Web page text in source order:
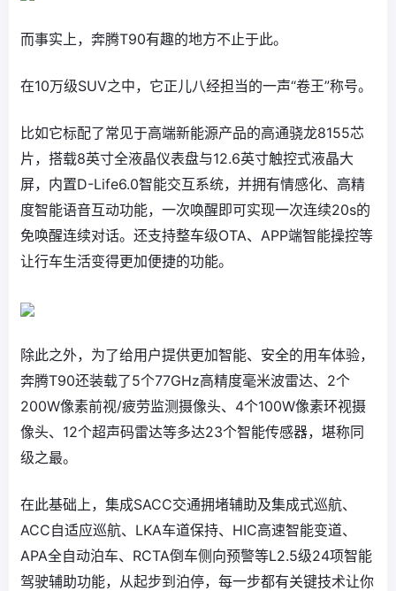
而事实上，奔腾T90有趣的地方不止于此。
在10万级SUV之中，它正儿八经担当的一声“卷王”称号。
比如它标配了常见于高端新能源产品的高通骁龙8155芯
片，搭载8英寸全液晶仪表盘与12.6英寸触控式液晶大
屏，内置D-Life6.0智能交互系统，并拥有情感化、高精
度智能语音互动功能，一次唤醒即可实现一次连续20s的
免唤醒连续对话。还支持整车级OTA、APP端智能操控等
让行车生活变得更加便捷的功能。
除此之外，为了给用户提供更加智能、安全的用车体验，
奔腾T90还装载了5个77GHz高精度毫米波雷达、2个
200W像素前视/疲劳监测摄像头、4个100W像素环视摄
像头、12个超声码雷达等多达23个智能传感器，堪称同
级之最。
在此基础上，集成SACC交通拥堵辅助及集成式巡航、
ACC自适应巡航、LKA车道保持、HIC高速智能变道、
APA全自动泊车、RCTA倒车侧向预警等L2.5级24项智能
驾驶辅助功能，从起步到泊停，每一步都有关键技术让你